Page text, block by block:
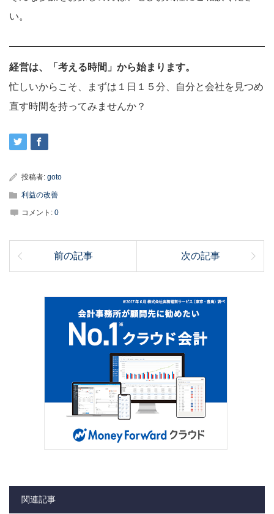
い。
経営は、「考える時間」から始まります。
忙しいからこそ、まずは１日１５分、自分と会社を見つめ
直す時間を持ってみませんか？
投稿者: goto
利益の改善
コメント: 0
前の記事 次の記事
関連記事